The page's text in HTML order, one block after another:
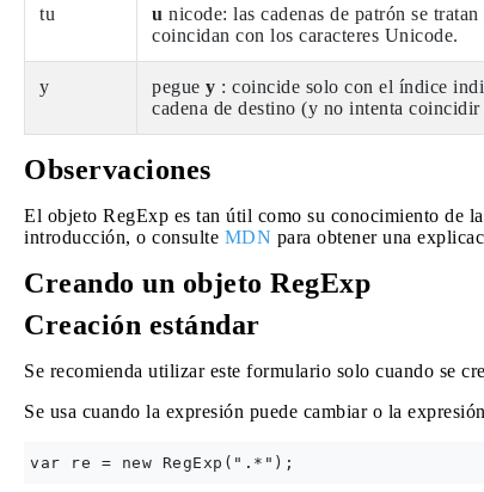
tu u nicode: las cadenas de patrón se tratan
coincidan con los caracteres Unicode.
y pegue y : coincide solo con el índice
cadena de destino (y no intenta
Observaciones
El objeto RegExp es tan útil como su conocimiento de
introducción, o consulte MDN para obtener una
Creando un objeto RegExp
Creación estándar
Se recomienda utilizar este formulario solo cuando se
Se usa cuando la expresión puede cambiar o la